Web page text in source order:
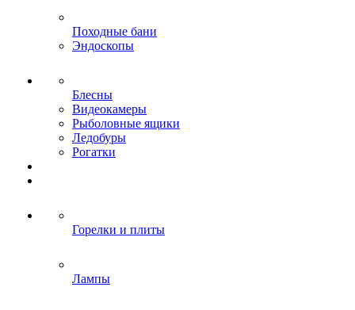
Походные бани
Эндоскопы
Блесны
Видеокамеры
Рыболовные ящики
Ледобуры
Рогатки
Горелки и плиты
Лампы